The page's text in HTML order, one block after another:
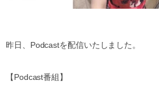
昨日、 Podcastを配信いたしました。
【Podcast番組】